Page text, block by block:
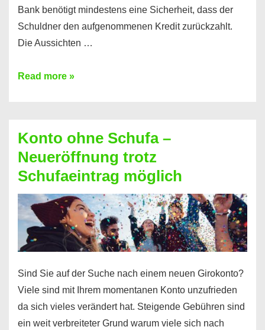
Bank benötigt mindestens eine Sicherheit, dass der
Schuldner den aufgenommenen Kredit zurückzahlt.
Die Aussichten …
Mit
Sie
einen
Kredit
ohne
Einkommensnachweis
Read more »
Konto ohne Schufa –
Neueröffnung trotz
Schufaeintrag möglich
Sind Sie auf der Suche nach einem neuen Girokonto?
Viele sind mit Ihrem momentanen Konto unzufrieden
da sich vieles verändert hat. Steigende Gebühren sind
ein weit verbreiteter Grund warum viele sich nach